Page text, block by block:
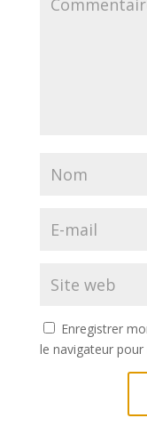
Enregistrer
le navigateur